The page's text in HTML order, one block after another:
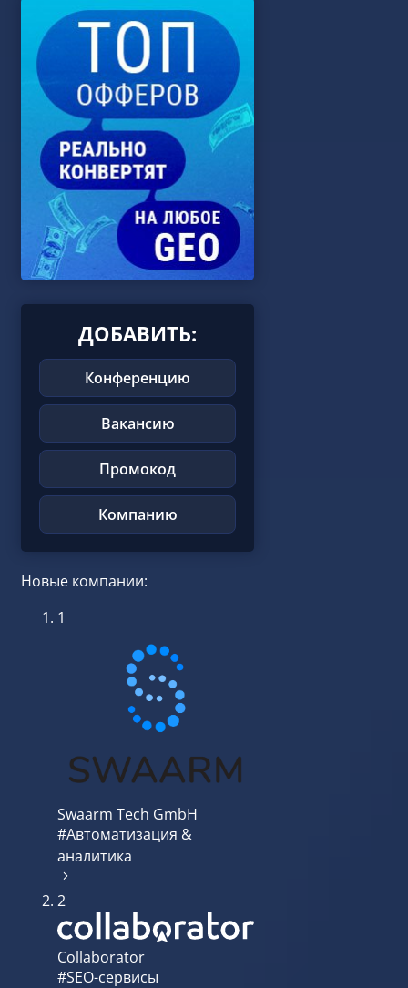
ДОБАВИТЬ:
Конференцию
Вакансию
Промокод
Компанию
Новые компании:
1
Swaarm Tech GmbH
#Автоматизация &
аналитика
2
Collaborator
#SEO-сервисы